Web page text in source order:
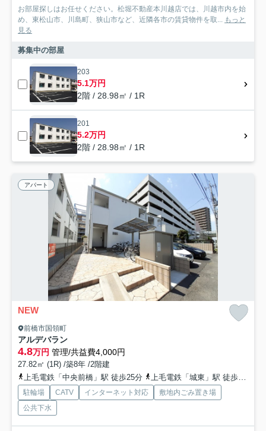
お部屋探しはお任せください。松堀不動産本川越店では、川越市内を始
め、東松山市、川島町、狭山市など、近隣各市の賃貸物件を取... もっと
見る
募集中の部屋
203
5.1万円
2階 / 28.98㎡ / 1R
201
5.2万円
2階 / 28.98㎡ / 1R
アパート
NEW
前橋市国領町
アルデバラン
4.8万円 管理/共益費4,000円
27.82㎡ (1R) /築8年 /2階建
上毛電鉄「中央前橋」駅 徒歩25分
上毛電鉄「城東」駅 徒歩29分
駐輪場 CATV インターネット対応
敷地内ごみ置き場
公共下水